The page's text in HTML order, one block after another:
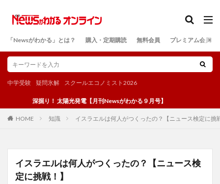
「Newsがわかる」とは？ 購入・定期購読 無料会員 プレミアム会員
中学受験 疑問氷解 スクールエコノミスト2026
深掘り！ 太陽光発電【月刊Newsがわかる９月号】
HOME 知識 イスラエルは何人がつくったの？【ニュース検定に挑
イスラエルは何人がつくったの？【ニュース検
定に挑戦！】
検索